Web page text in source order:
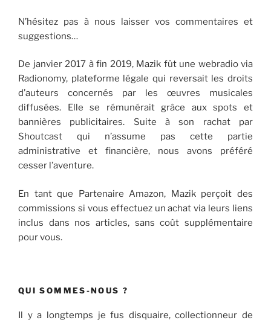
N’hésitez pas à nous laisser vos commentaires et
suggestions…
De janvier 2017 à fin 2019, Mazik fût une webradio via
Radionomy, plateforme légale qui reversait les droits
d’auteurs concernés par les œuvres musicales
diffusées. Elle se rémunérait grâce aux spots et
bannières publicitaires. Suite à son rachat par
Shoutcast qui n’assume pas cette partie
administrative et financière, nous avons préféré
cesser l’aventure.
En tant que Partenaire Amazon, Mazik perçoit des
commissions si vous effectuez un achat via leurs liens
inclus dans nos articles, sans coût supplémentaire
pour vous.
QUI SOMMES-NOUS ?
Il y a longtemps je fus disquaire, collectionneur de